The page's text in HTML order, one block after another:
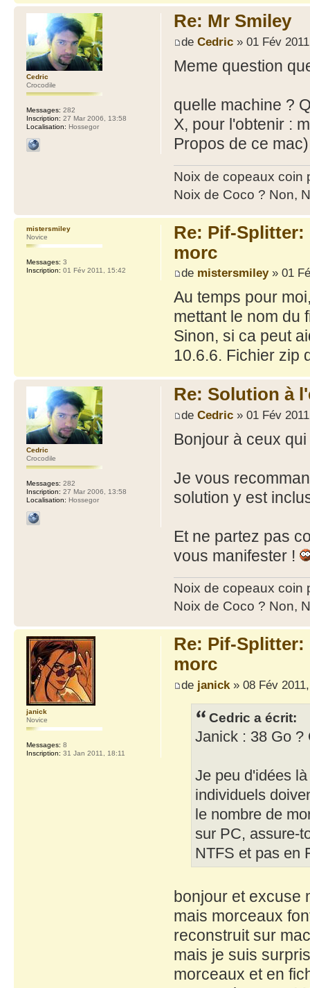
Re: Mr Smiley
de Cedric» 01 Fév
Meme question
quelle machine ?
X, pour l'obtenir :
Propos de ce
Noix de copeaux coin
Noix de Coco ? Non,
Cedric
Crocodile
Messages: 282
Inscription: 27 Mar 2006, 13:58
Localisation: Hossegor
Re: Pif-
morc
de mistersmiley» 01
Au temps pour
mettant le nom du
Sinon, si ca peut
10.6.6. Fichier zip
mistersmiley
Novice
Messages: 3
Inscription: 01 Fév 2011, 15:42
Re: Solution à
de Cedric» 01 Fév
Bonjour à ceux
Je vous
solution y est
Et ne partez pas
vous manifester !
Noix de copeaux coin
Noix de Coco ? Non,
Cedric
Crocodile
Messages: 282
Inscription: 27 Mar 2006, 13:58
Localisation: Hossegor
Re: Pif-
morc
de janick» 08 Fév
Cedric a écrit:
Janick : 38 Go ?
Je peu d'idées
individuels
le nombre de
sur PC, assure-
NTFS et pas en
bonjour et excuse
mais morceaux
reconstruit sur
mais je suis
morceaux et en
janick
Novice
Messages: 8
Inscription: 31 Jan 2011, 18:11